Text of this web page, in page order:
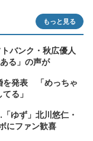
もっと見る
バンク・秋広優人
る」の声が
を発表 「めっちゃ
る」
ゆず」北川悠仁・
にファン歓喜